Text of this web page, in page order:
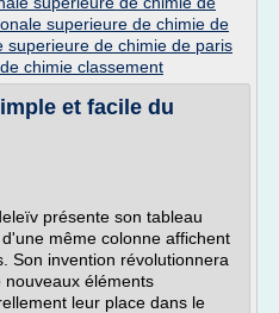
superieure de chimie de
superieure de chimie de paris
chimie classement
et facile du
présente son tableau
même colonne affichent
Son invention révolutionnera
nouveaux éléments
leur place dans le